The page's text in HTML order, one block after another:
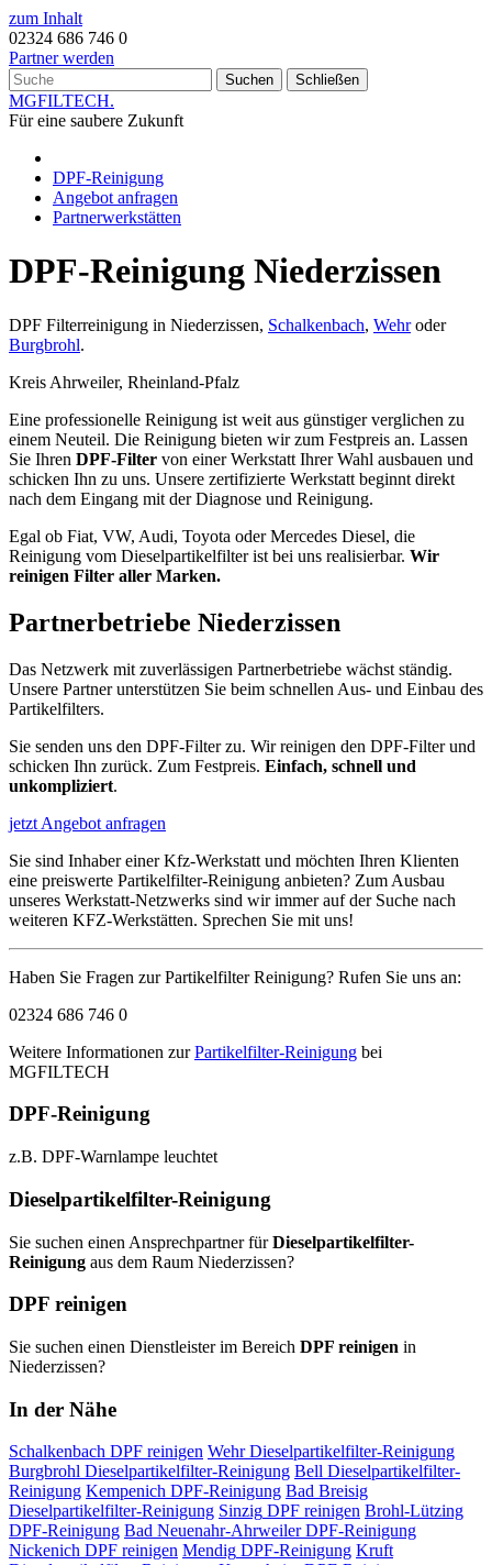
zum Inhalt
02324 686 746 0
Partner werden
Suchen Schließen
MGFILTECH.
Für eine saubere Zukunft
DPF-Reinigung
Angebot anfragen
Partnerwerkstätten
DPF-Reinigung Niederzissen
DPF Filterreinigung in Niederzissen, Schalkenbach, Wehroder
Burgbrohl.
Kreis Ahrweiler, Rheinland-Pfalz
Eine professionelle Reinigung ist weit aus günstiger verglichen zu
einem Neuteil. Die Reinigung bieten wir zum Festpreis an. Lassen
Sie Ihren DPF-Filter von einer Werkstatt Ihrer Wahl ausbauen und
schicken Ihn zu uns. Unsere zertifizierte Werkstatt beginnt direkt
nach dem Eingang mit der Diagnose und Reinigung.
Egal ob Fiat, VW, Audi, Toyota oder Mercedes Diesel, die
Reinigung vom Dieselpartikelfilter ist bei uns realisierbar. Wir
reinigen Filter aller Marken.
Partnerbetriebe Niederzissen
Das Netzwerk mit zuverlässigen Partnerbetriebe wächst ständig.
Unsere Partner unterstützen Sie beim schnellen Aus- und Einbau des
Partikelfilters.
Sie senden uns den DPF-Filter zu. Wir reinigen den DPF-Filter und
schicken Ihn zurück. Zum Festpreis. Einfach, schnell und
unkompliziert.
jetzt Angebot anfragen
Sie sind Inhaber einer Kfz-Werkstatt und möchten Ihren Klienten
eine preiswerte Partikelfilter-Reinigung anbieten? Zum Ausbau
unseres Werkstatt-Netzwerks sind wir immer auf der Suche nach
weiteren KFZ-Werkstätten. Sprechen Sie mit uns!
Haben Sie Fragen zur Partikelfilter Reinigung? Rufen Sie uns an:
02324 686 746 0
Weitere Informationen zurPartikelfilter-Reinigung bei
MGFILTECH
DPF-Reinigung
z.B. DPF-Warnlampe leuchtet
Dieselpartikelfilter-Reinigung
Sie suchen einen Ansprechpartner fürDieselpartikelfilter-
Reinigung aus dem Raum Niederzissen?
DPF reinigen
Sie suchen einen Dienstleister im Bereich DPF reinigen in
Niederzissen?
In der Nähe
Schalkenbach DPF reinigen WehrDieselpartikelfilter-Reinigung
Burgbrohl Dieselpartikelfilter-Reinigung Bell Dieselpartikelfilter-
Reinigung Kempenich DPF-Reinigung Bad Breisig
Dieselpartikelfilter-Reinigung Sinzig DPF reinigen Brohl-Lützing
DPF-Reinigung Bad Neuenahr-AhrweilerDPF-Reinigung
Nickenich DPF reinigen Mendig DPF-Reinigung Kruft